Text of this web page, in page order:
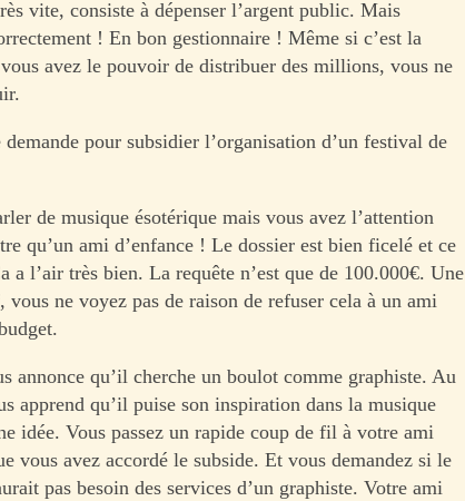
vite, consiste à dépenser l’argent public. Mais
! En bon gestionnaire ! Même si c’est la
avez le pouvoir de distribuer des millions, vous ne
pour subsidier l’organisation d’un festival de
de musique ésotérique mais vous avez l’attention
qu’un ami d’enfance ! Le dossier est bien ficelé et ce
a l’air très bien. La requête n’est que de 100.000€. Une
ne voyez pas de raison de refuser cela à un ami
annonce qu’il cherche un boulot comme graphiste. Au
apprend qu’il puise son inspiration dans la musique
idée. Vous passez un rapide coup de fil à votre ami
vous avez accordé le subside. Et vous demandez si le
pas besoin des services d’un graphiste. Votre ami